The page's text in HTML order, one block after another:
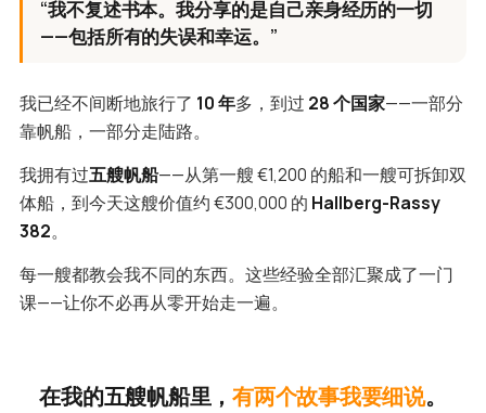
“我不复述书本。我分享的是自己亲身经历的一切
——包括所有的失误和幸运。”
我已经不间断地旅行了 10 年多，到过 28 个国家——一部分
靠帆船，一部分走陆路。
我拥有过五艘帆船——从第一艘 €1,200 的船和一艘可拆卸双
体船，到今天这艘价值约 €300,000 的 Hallberg-Rassy
382。
每一艘都教会我不同的东西。这些经验全部汇聚成了一门
课——让你不必再从零开始走一遍。
在我的五艘帆船里，有两个故事我要细说。